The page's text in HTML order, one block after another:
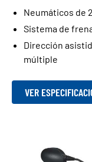
Neumáticos de
Sistema de
Dirección
múltiple
VER